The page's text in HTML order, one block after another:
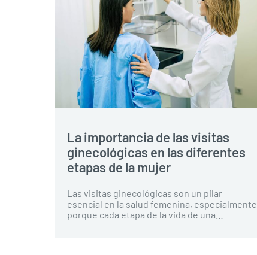
La importancia de las visitas
ginecológicas en las diferentes
etapas de la mujer
Las visitas ginecológicas son un pilar
esencial en la salud femenina, especialmente
porque cada etapa de la vida de una…